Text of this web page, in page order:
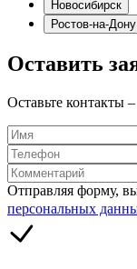
Новосибирск
Ростов-на-Дону
Оставить
Оставьте контакты
Отправляя форму,
персональных